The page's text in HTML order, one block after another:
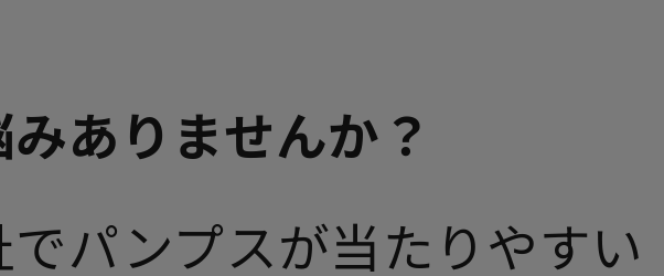
ありませんか？
でパンプスが当たりやすい